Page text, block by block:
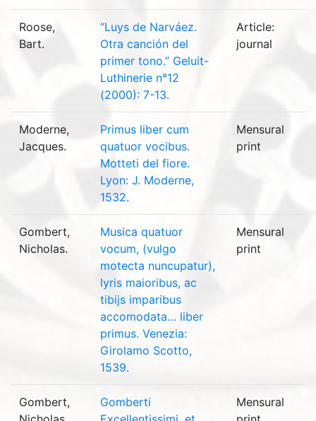
Roose,
Bart.
“Luys de Narváez.
Otra canción del
primer tono.” Geluit-
Luthinerie n°12
(2000): 7-13.
Article:
journal
Moderne,
Jacques.
Primus liber cum
quatuor vocibus.
Motteti del fiore.
Lyon: J. Moderne,
1532.
Mensural
print
Gombert,
Nicholas.
Musica quatuor
vocum, (vulgo
motecta nuncupatur),
lyris maioribus, ac
tibijs imparibus
accomodata… liber
primus. Venezia:
Girolamo Scotto,
1539.
Mensural
print
Gombert,
Gomberti
Mensural